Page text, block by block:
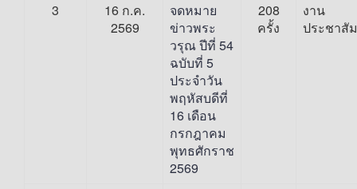
3
16 ก.ค.
2569
จดหมาย
ข่าวพระ
วรุณ ปีที่ 54
ฉบับที่ 5
ประจำวัน
พฤหัสบดีที่
16 เดือน
กรกฎาคม
พุทธศักราช
2569
208
ครั้ง
งาน
ประชาสั